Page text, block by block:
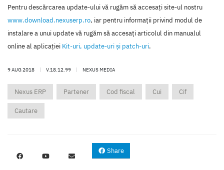
Pentru descărcarea update-ului vă rugăm să accesaţi site-ul nostru
www.download.nexuserp.ro, iar pentru informaţii privind modul de
instalare a unui update vă rugăm să accesaţi articolul din manualul
online al aplicaţiei Kit-uri, update-uri şi patch-uri.
9 AUG 2018 | V.18.12.99 | NEXUS MEDIA
Nexus ERP Partener Cod fiscal Cui Cif
Cautare
Share